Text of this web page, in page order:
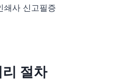
쇄사 신고필증
절차